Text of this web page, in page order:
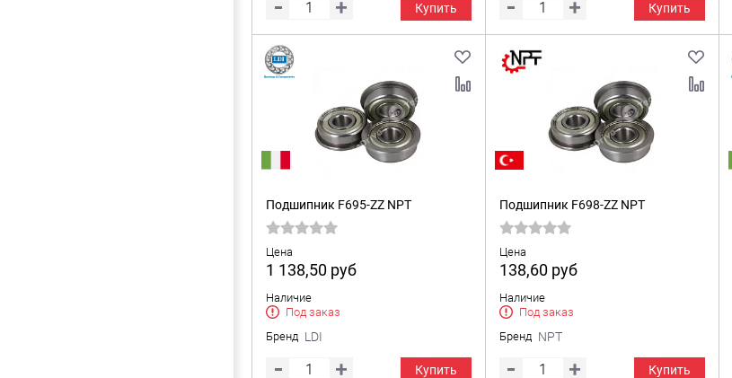
Купить Купить
Подшипник F695-ZZ NPT
Цена
1 138,50 руб
Наличие
Под заказ
Бренд LDI
Купить
Подшипник F698-ZZ NPT
Цена
138,60 руб
Наличие
Под заказ
Бренд NPT
Купить